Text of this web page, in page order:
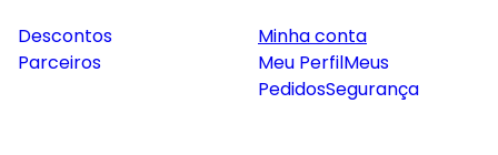
Descontos
Parceiros
Minha conta
Meu PerfilMeus
PedidosSegurança